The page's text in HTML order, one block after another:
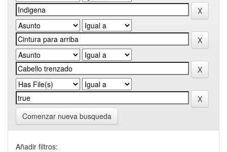
Comenzar nueva busqueda
Añadir filtros: